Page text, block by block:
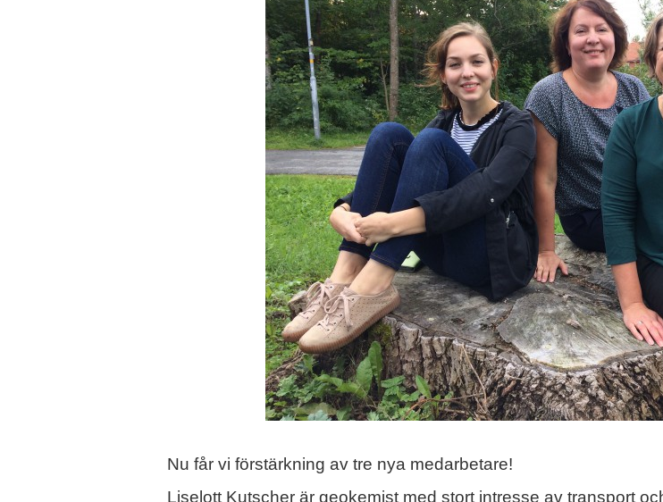
Nu får vi förstärkning av tre nya medarbetare!
Liselott Kutscher är geokemist med stort intresse av transport